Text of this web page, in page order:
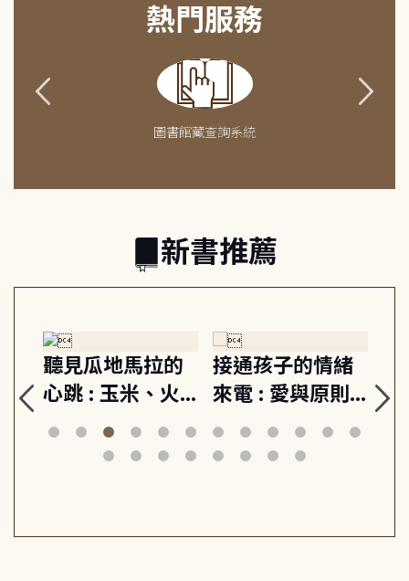
熱門服務
圖書館藏查詢系統
新書推薦
聽見瓜地馬拉的
心跳 : 玉米、火
山與信仰, 外交官
筆下的現代馬雅
接通孩子的情緒
來電 : 愛與原則,
建立教養的安定
節奏 22個行動練
關